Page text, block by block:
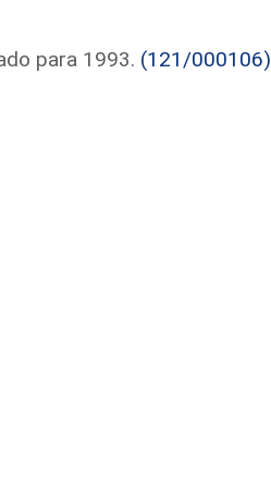
para 1993. (121/000106)